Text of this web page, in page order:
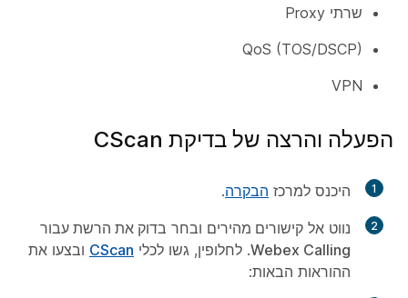
שרתי Proxy
QoS (TOS/DSCP)
VPN
הפעלה והרצה של בדיקת CScan
1 היכנס למרכז הבקרה.
2 נווט אל קישורים מהירים ובחר בדוק את הרשת עבור
Webex Calling. לחלופין, גשו לכלי CScan ובצעו את
ההוראות הבאות: